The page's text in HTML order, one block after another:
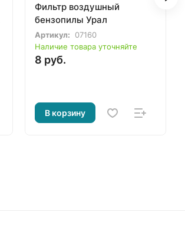
Фильтр воздушный
бензопилы Урал
Артикул:
07160
Наличие товара уточняйте
8 руб.
В корзину